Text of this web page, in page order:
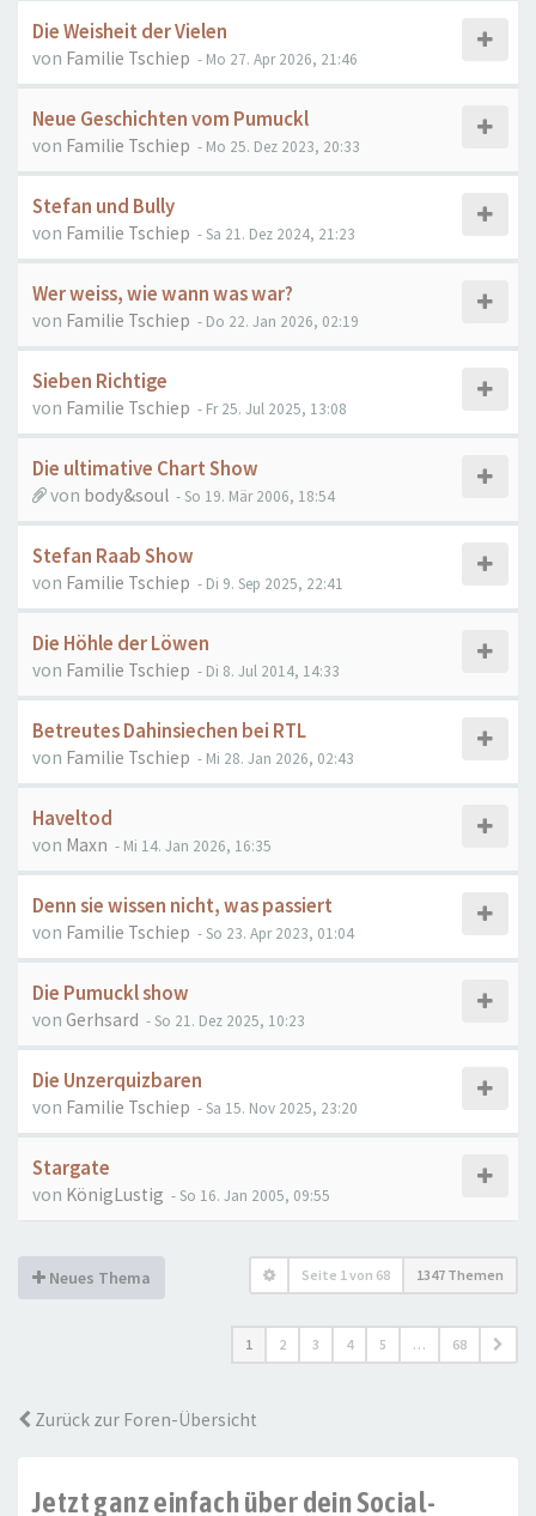
Die Weisheit der Vielen
von Familie Tschiep - Mo 27. Apr 2026, 21:46
Neue Geschichten vom Pumuckl
von Familie Tschiep - Mo 25. Dez 2023, 20:33
Stefan und Bully
von Familie Tschiep - Sa 21. Dez 2024, 21:23
Wer weiss, wie wann was war?
von Familie Tschiep - Do 22. Jan 2026, 02:19
Sieben Richtige
von Familie Tschiep - Fr 25. Jul 2025, 13:08
Die ultimative Chart Show
von body&soul - So 19. Mär 2006, 18:54
Stefan Raab Show
von Familie Tschiep - Di 9. Sep 2025, 22:41
Die Höhle der Löwen
von Familie Tschiep - Di 8. Jul 2014, 14:33
Betreutes Dahinsiechen bei RTL
von Familie Tschiep - Mi 28. Jan 2026, 02:43
Haveltod
von Maxn - Mi 14. Jan 2026, 16:35
Denn sie wissen nicht, was passiert
von Familie Tschiep - So 23. Apr 2023, 01:04
Die Pumuckl show
von Gerhsard - So 21. Dez 2025, 10:23
Die Unzerquizbaren
von Familie Tschiep - Sa 15. Nov 2025, 23:20
Stargate
von KönigLustig - So 16. Jan 2005, 09:55
Neues Thema Seite 1von 68 1347 Themen
1 2 3 4 5 … 68
Zurück zur Foren-Übersicht
Jetzt ganz einfach über dein Social-